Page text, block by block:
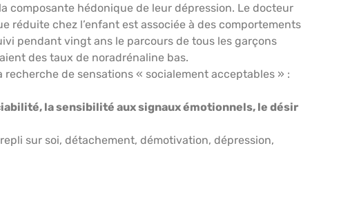
composante hédonique de leur dépression. Le docteur
réduite chez l’enfant est associée à des comportements
pendant vingt ans le parcours de tous les garçons
des taux de noradrénaline bas.
de sensations « socialement acceptables » :
la sensibilité aux signaux émotionnels, le désir
sur soi, détachement, démotivation, dépression,